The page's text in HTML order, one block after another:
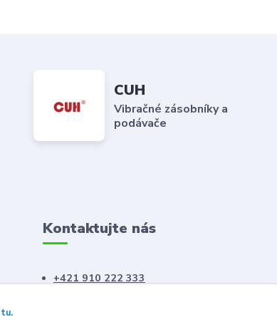
CUH
Vibračné zásobníky a
podávače
Kontaktujte nás
+421 910 222 333
tu.